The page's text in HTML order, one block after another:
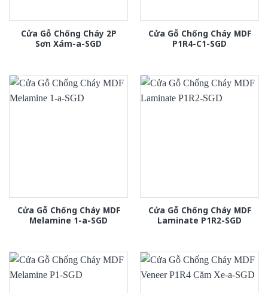
Cửa Gỗ Chống Cháy 2P
Sơn Xám-a-SGD
Cửa Gỗ Chống Cháy MDF
P1R4-C1-SGD
Cửa Gỗ Chống Cháy MDF
Melamine 1-a-SGD
Cửa Gỗ Chống Cháy MDF
Laminate P1R2-SGD